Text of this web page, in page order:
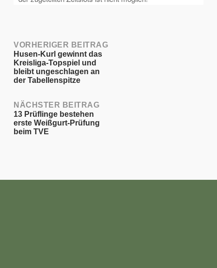
Post
navigation
VORHERIGER BEITRAG
Husen-Kurl gewinnt das
Kreisliga-Topspiel und
bleibt ungeschlagen an
der Tabellenspitze
NÄCHSTER BEITRAG
13 Prüflinge bestehen
erste Weißgurt-Prüfung
beim TVE